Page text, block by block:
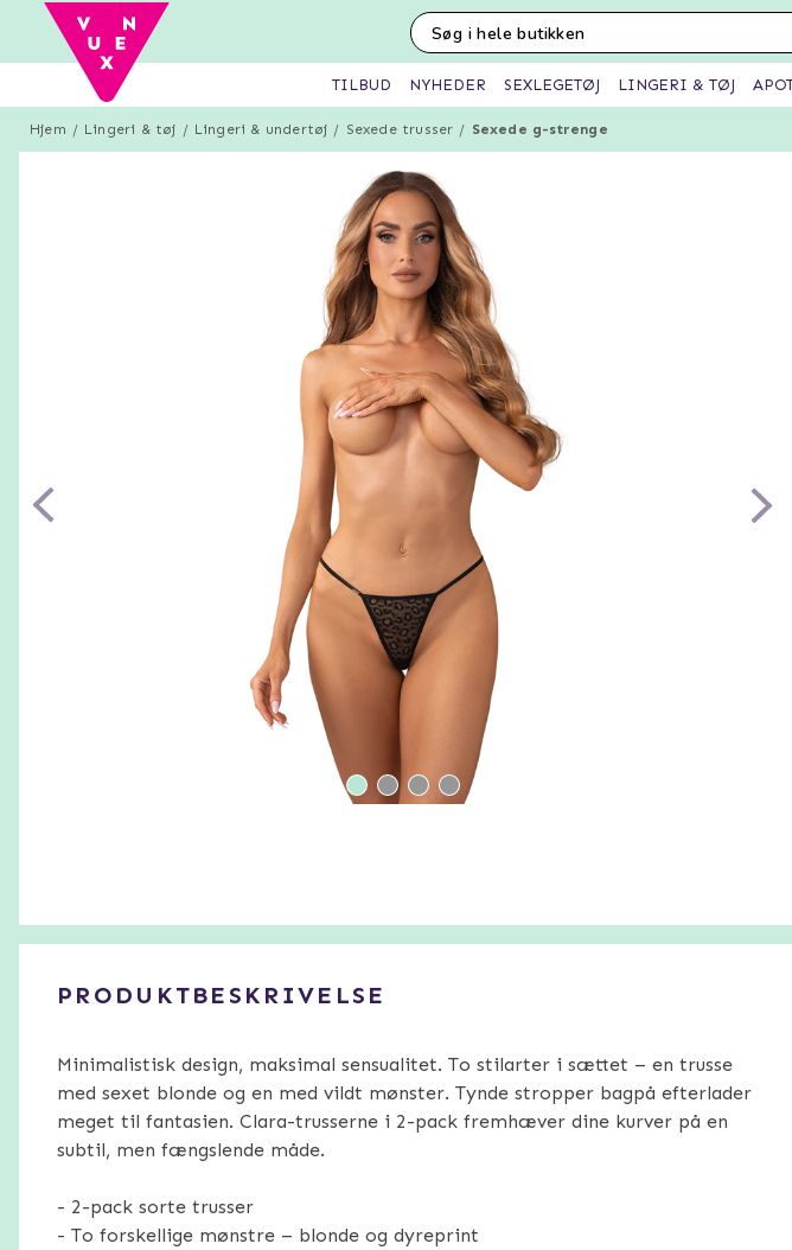
Hjem Lingeri & tøj Lingeri & undertøj Sexede trusser Sexede g-strenge
PRODUKTBESKRIVELSE
Minimalistisk design, maksimal sensualitet. To stilarter i sættet – en trusse
med sexet blonde og en med vildt mønster. Tynde stropper bagpå efterlader
meget til fantasien. Clara-trusserne i 2-pack fremhæver dine kurver på en
subtil, men fængslende måde.
- 2-pack sorte trusser
- To forskellige mønstre – blonde og dyreprint
TILBUD NYHEDER SEXLEGETØJ LINGERI & TØJ